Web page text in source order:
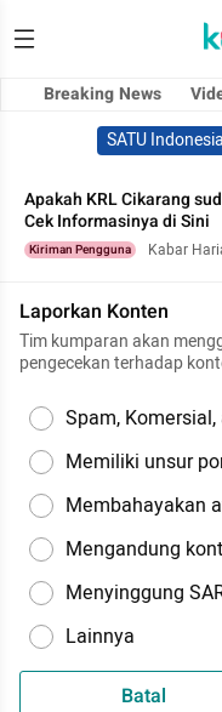
Breaking News
SATU
Apakah KRL Cikarang
Cek Informasinya di Sini
Kiriman Pengguna Kabar
Laporkan Konten
Tim kumparan akan
pengecekan terhadap
Spam,
Memiliki unsur
Membahayakan
Mengandung
Menyinggung
Lainnya
Batal